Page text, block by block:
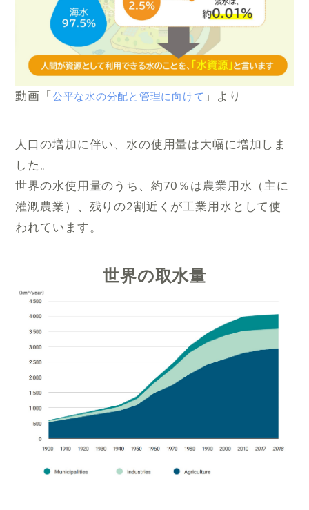
動画「公平な水の分配と管理に向けて 」より
人口の増加に伴い、水の使用量は大幅に増加しま
した。
世界の水使用量のうち、約70％は農業用水（主に
灌漑農業）、残りの2割近くが工業用水として使
われています。
世界の取水量